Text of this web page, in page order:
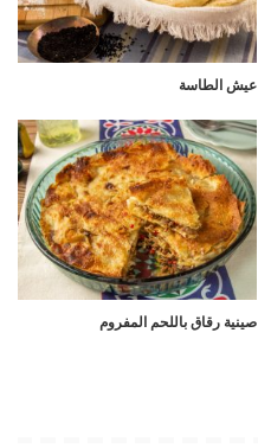
عيش الطاسة
صينية رقاق باللحم المفروم